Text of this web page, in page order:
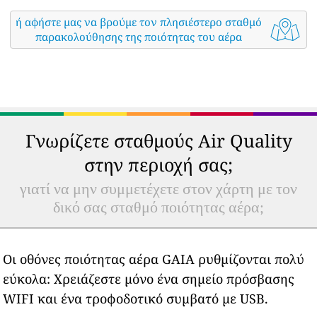
ή αφήστε μας να βρούμε τον πλησιέστερο σταθμό
παρακολούθησης της ποιότητας του αέρα
Γνωρίζετε σταθμούς Air Quality
στην περιοχή σας;
γιατί να μην συμμετέχετε στον χάρτη με τον
δικό σας σταθμό ποιότητας αέρα;
Οι οθόνες ποιότητας αέρα GAIA ρυθμίζονται πολύ
εύκολα: Χρειάζεστε μόνο ένα σημείο πρόσβασης
WIFI και ένα τροφοδοτικό συμβατό με USB.